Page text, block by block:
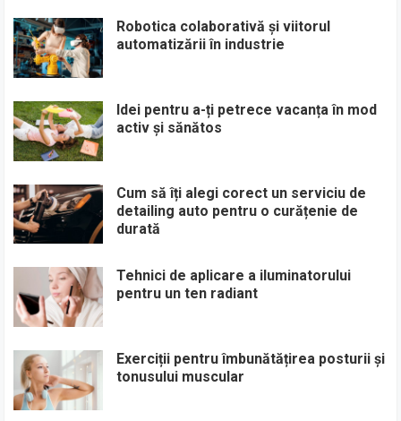
Robotica colaborativă și viitorul
automatizării în industrie
Idei pentru a-ți petrece vacanța în mod
activ și sănătos
Cum să îți alegi corect un serviciu de
detailing auto pentru o curățenie de
durată
Tehnici de aplicare a iluminatorului
pentru un ten radiant
Exerciții pentru îmbunătățirea posturii și
tonusului muscular